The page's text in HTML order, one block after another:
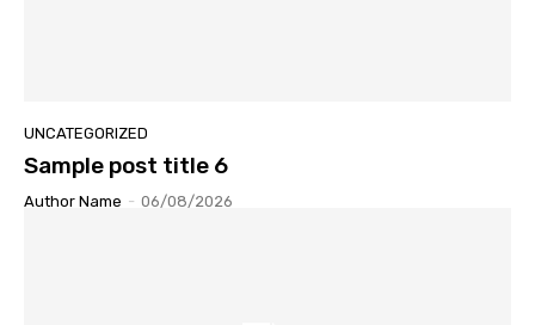
UNCATEGORIZED
Sample post title 6
Author Name - 06/08/2026